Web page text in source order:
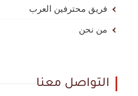
فريق محترفين العرب
من نحن
التواصل معنا